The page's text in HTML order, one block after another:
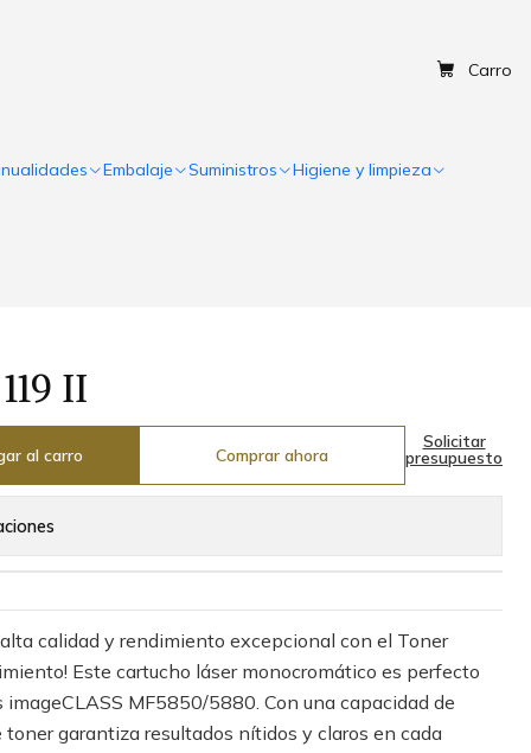
Carro
Embalaje Suministros Higiene y limpieza
II
al carro Comprar ahora
Solicitar
presupuesto
calidad y rendimiento excepcional con el Toner
Este cartucho láser monocromático es perfecto
imageCLASS MF5850/5880. Con una capacidad de
garantiza resultados nítidos y claros en cada